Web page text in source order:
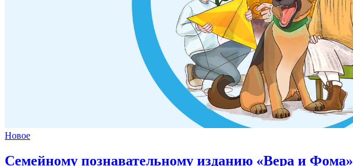
Новое
Семейному познавательному изданию «Вера и Фома»